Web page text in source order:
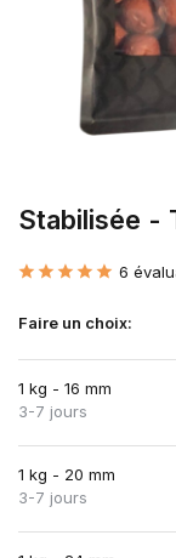
Stabilisée -
6
Faire un choix:
1 kg - 16 mm
3-7 jours
1 kg - 20 mm
3-7 jours